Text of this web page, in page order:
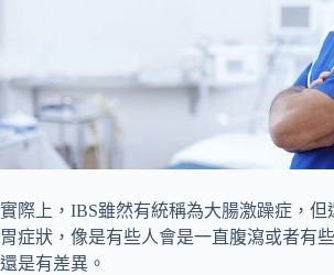
實際上，IBS雖然有統稱為大腸激躁症，
胃症狀，像是有些人會是一直腹瀉或者有
還是有差異。